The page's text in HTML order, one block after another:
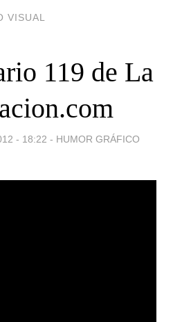
VISUAL
119 de La
- 18:22 - HUMOR GRÁFICO